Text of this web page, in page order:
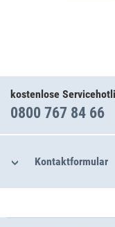
kostenlose
0800 767 84 66
Kontaktformular